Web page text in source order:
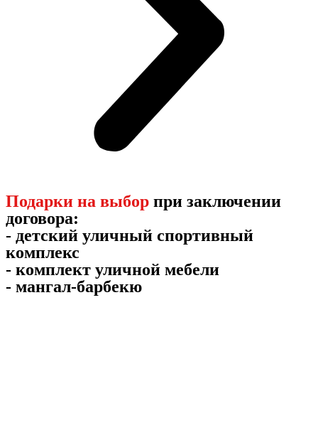
Подарки на выбор при заключении
договора:
- детский уличный спортивный
комплекс
- комплект уличной мебели
- мангал-барбекю